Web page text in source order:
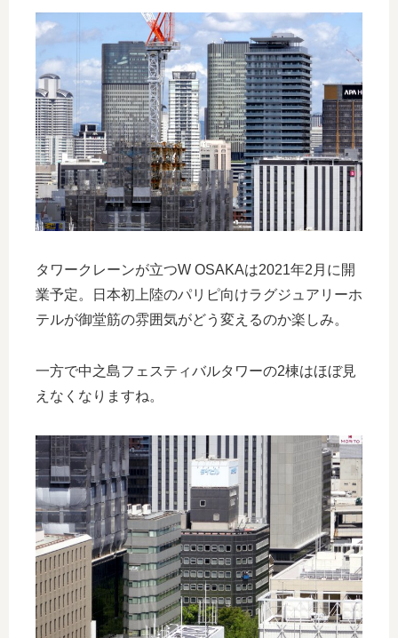
タワークレーンが立つW OSAKAは2021年2月に開
業予定。日本初上陸のパリピ向けラグジュアリーホ
テルが御堂筋の雰囲気がどう変えるのか楽しみ。
一方で中之島フェスティバルタワーの2棟はほぼ見
えなくなりますね。